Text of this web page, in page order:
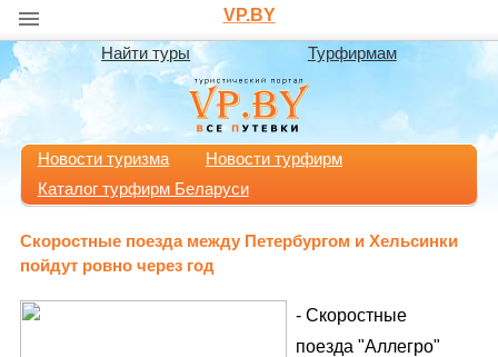
VP.BY
Найти туры Турфирмам
Новости туризма
Новости турфирм
Каталог турфирм Беларуси
Скоростные поезда между Петербургом и Хельсинки
пойдут ровно через год
- Скоростные
поезда "Аллегро"